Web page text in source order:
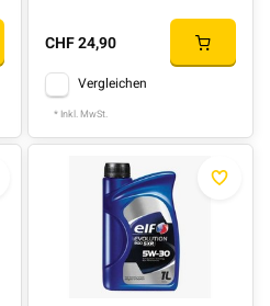
CHF 24,90
Vergleichen
* Inkl. MwSt.